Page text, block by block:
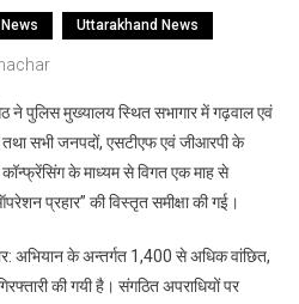
Uttarakhand News
ने पुलिस मुख्यालय स्थित सभागार में गढ़वाल एवं
तथा सभी जनपदों, एसटीएफ एवं जीआरपी के
कॉन्फ्रेंसिंग के माध्यम से विगत एक माह से
प्रहार” की विस्तृत समीक्षा की गई।
अभियान के अन्तर्गत 1,400 से अधिक वांछित,
की गयी है। संगठित अपराधियों पर